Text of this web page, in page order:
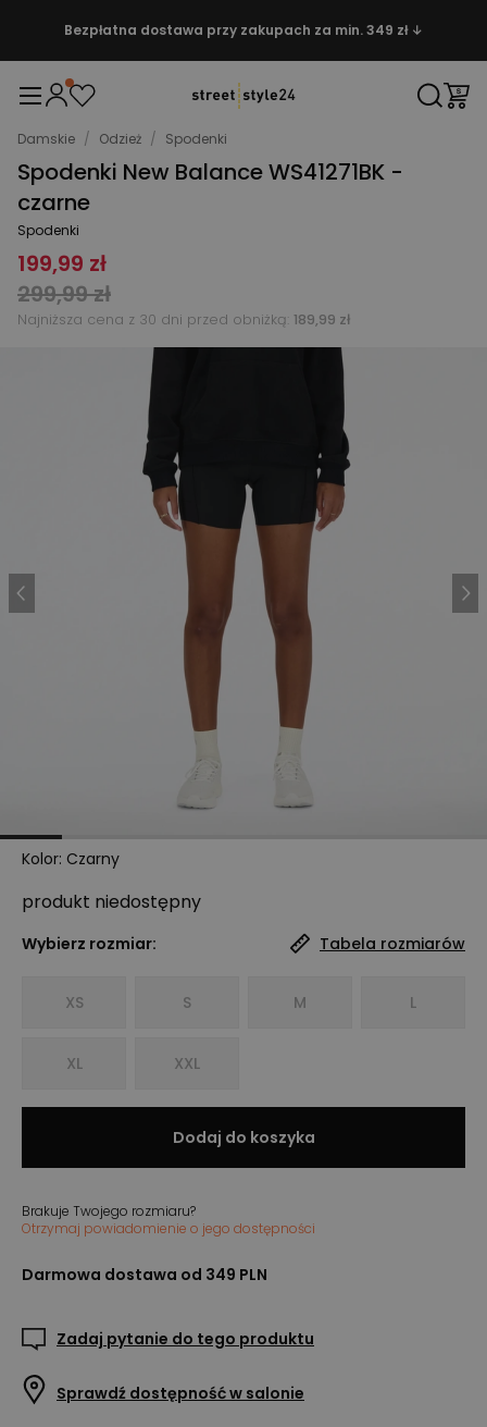
Bezpłatna dostawa przy zakupach za min. 349 zł ↓
Damskie / Odzież / Spodenki
Spodenki New Balance WS41271BK -
czarne
Spodenki
199,99 zł
299,99 zł
Najniższa cena z 30 dni przed obniżką: 189,99 zł
Kolor: Czarny
produkt niedostępny
Wybierz rozmiar: Tabela rozmiarów
XS S M L
XL XXL
Dodaj do koszyka
Brakuje Twojego rozmiaru?
Otrzymaj powiadomienie o jego dostępności
Darmowa dostawa od 349 PLN
Zadaj pytanie do tego produktu
Sprawdź dostępność w salonie